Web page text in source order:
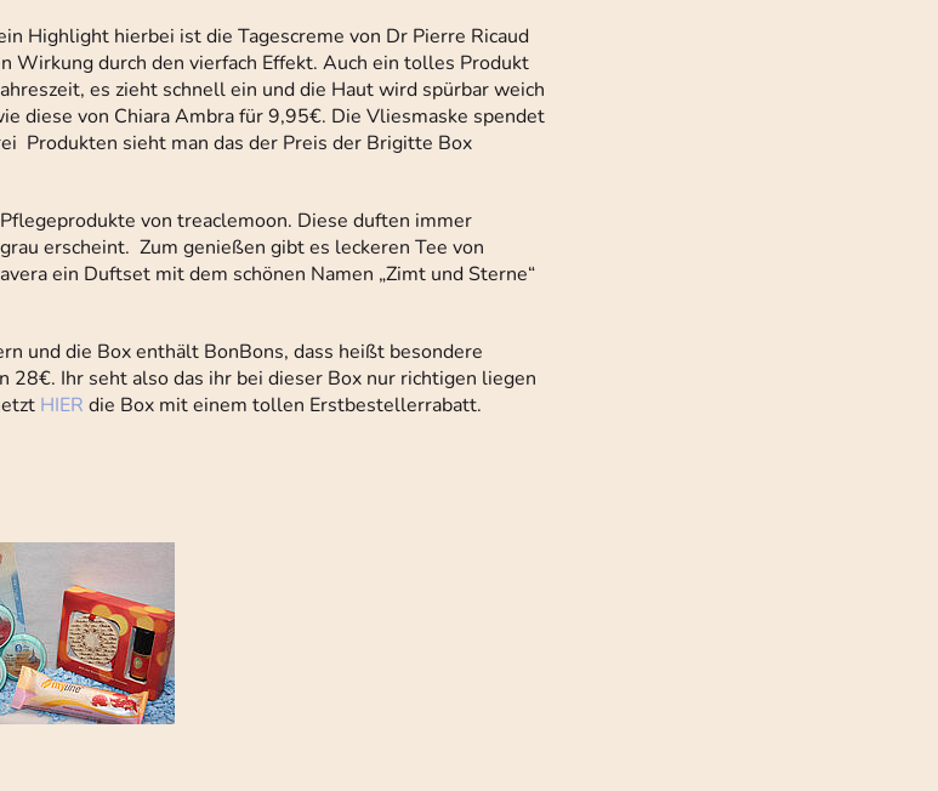
Highlight hierbei ist die Tagescreme von Dr Pierre Ricaud
durch den vierfach Effekt. Auch ein tolles Produkt
es zieht schnell ein und die Haut wird spürbar weich
diese von Chiara Ambra für 9,95€. Die Vliesmaske spendet
Produkten sieht man das der Preis der Brigitte Box
von treaclemoon. Diese duften immer
erscheint. Zum genießen gibt es leckeren Tee von
ein Duftset mit dem schönen Namen „Zimt und Sterne“
und die Box enthält BonBons, dass heißt besondere
Ihr seht also das ihr bei dieser Box nur richtigen liegen
HIER die Box mit einem tollen Erstbestellerrabatt.